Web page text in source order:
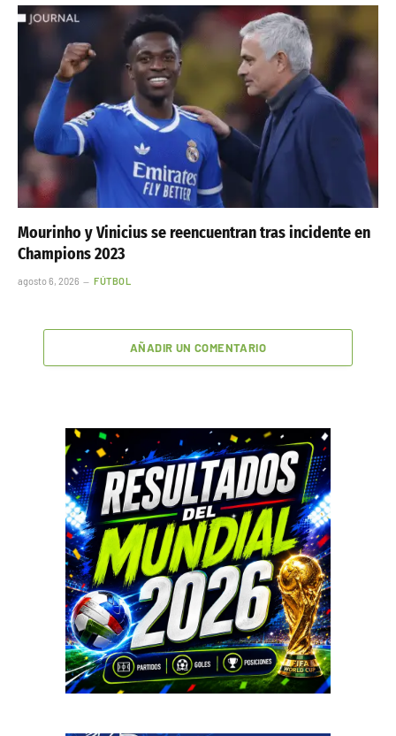
Mourinho y Vinicius se reencuentran tras incidente en
Champions 2023
agosto 6, 2026 FÚTBOL
AÑADIR UN COMENTARIO